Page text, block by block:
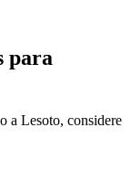
para
a Lesoto, considere